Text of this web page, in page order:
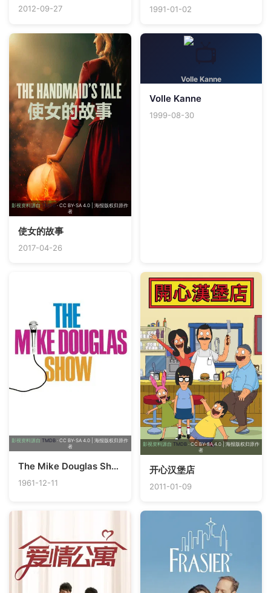
2012-09-27 1991-01-02
影视资料源自TMDB· CC BY-SA 4.0 | 海报版权归原作
者
使女的故事
2017-04-26
Volle Kanne
Volle Kanne
1999-08-30
影视资料源自TMDB · CC BY-SA 4.0 | 海报版权归原作
者
The Mike Douglas Show
1961-12-11
影视资料源自 TMDB· CC BY-SA 4.0 | 海报版权归原作
者
开心汉堡店
2011-01-09